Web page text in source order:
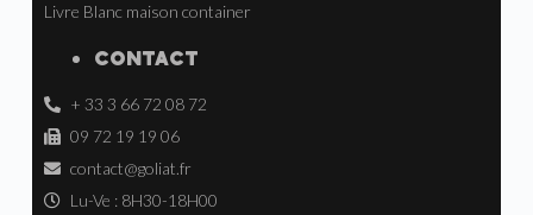
Livre Blanc maison container
CONTACT
+ 33 3 66 72 08 72
09 72 19 19 06
contact@goliat.fr
Lu-Ve : 8H30-18H00